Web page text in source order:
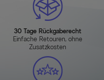
30 Tage Rückgaberecht
Einfache Retouren, ohne
Zusatzkosten